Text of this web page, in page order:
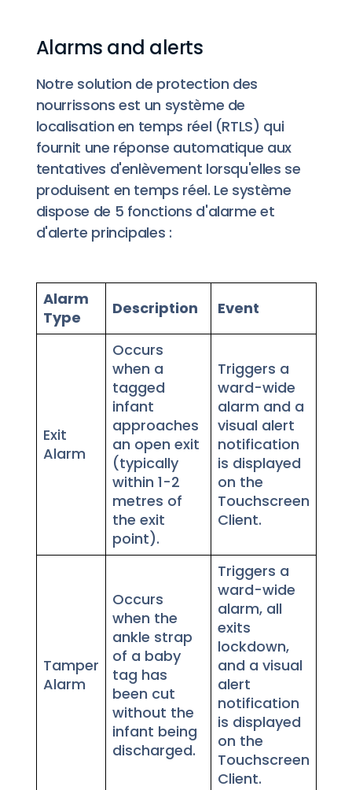
Alarms and alerts
Notre solution de protection des
nourrissons est un système de
localisation en temps réel (RTLS) qui
fournit une réponse automatique aux
tentatives d'enlèvement lorsqu'elles se
produisent en temps réel. Le système
dispose de 5 fonctions d'alarme et
d'alerte principales :
Alarm
Type
Description Event
Exit
Alarm
Occurs
when a
tagged
infant
approaches
an open exit
(typically
within 1-2
metres of
the exit
point).
Triggers a
ward-wide
alarm and a
visual alert
notification
is displayed
on the
Touchscreen
Client.
Tamper
Alarm
Occurs
when the
ankle strap
of a baby
tag has
been cut
without the
infant being
discharged.
Triggers a
ward-wide
alarm, all
exits
lockdown,
and a visual
alert
notification
is displayed
on the
Touchscreen
Client.